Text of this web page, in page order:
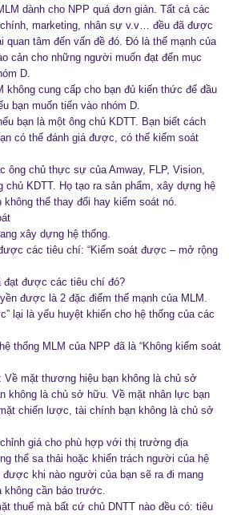
dành cho NPP quá đơn giản. Tất cả các
marketing, nhân sự v.v… đều đã được
quan tâm đến vấn đề đó. Đó là thế mạnh của
cản cho những người muốn đạt đến mục
D.
không cung cấp cho bạn đủ kiến thức để đầu
bạn muốn tiến vào nhóm D.
bạn là một ông chủ KDTT. Bạn biết cách
có thể đánh giá được, có thể kiểm soát
ông chủ thực sự của Amway, FLP, Vision,
KDTT. Họ tạo ra sản phẩm, xây dựng hệ
thể thay đổi hay kiểm soát nó.
xây dựng hệ thống.
các tiêu chí: “Kiểm soát được – mở rộng
đạt được các tiêu chí đó?
được là 2 đặc điểm thế mạnh của MLM.
lại là yếu huyệt khiến cho hệ thống của các
thống MLM của NPP đã là “Không kiểm soát
Về mặt thương hiệu bạn không là chủ sở
không là chủ sở hữu. Về mặt nhân lực bạn
chiến lược, tài chính bạn không là chủ sở
giá cho phù hợp với thị trường địa
thể sa thải hoặc khiển trách người của hệ
được khi nào người của bạn sẽ ra đi mang
không cần báo trước.
thuế mà bất cứ chủ DNTT nào đều có: tiêu